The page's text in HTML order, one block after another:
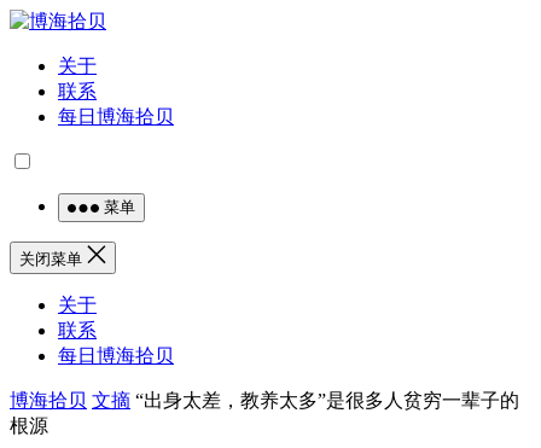
关于
联系
每日博海拾贝
菜单
关闭菜单
关于
联系
每日博海拾贝
博海拾贝 文摘 “出身太差，教养太多”是很多人贫穷一辈子的
根源